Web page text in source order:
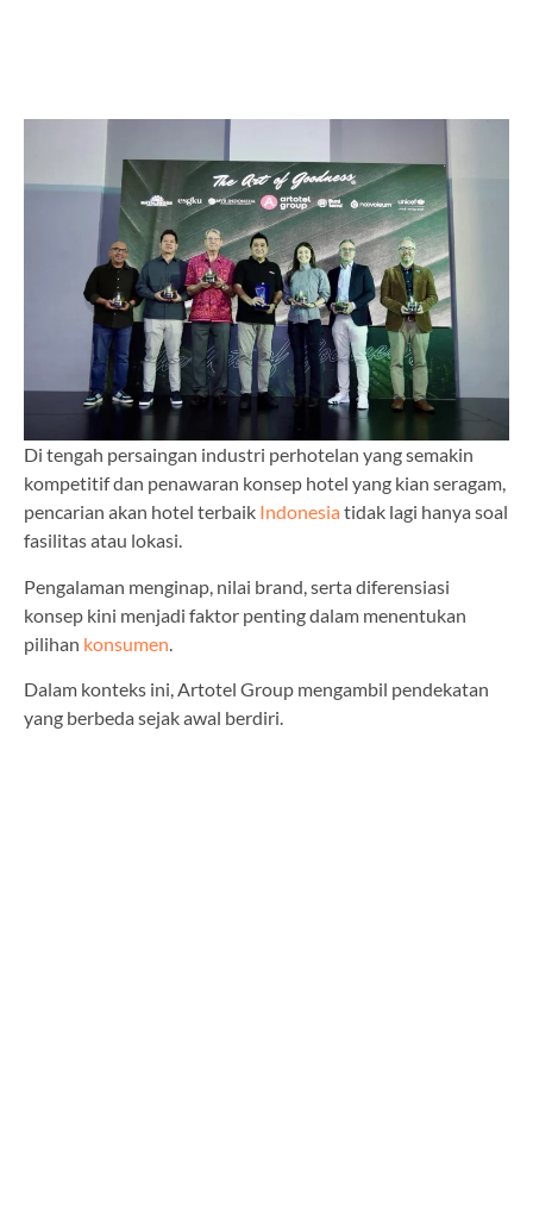
Di tengah persaingan industri perhotelan yang semakin
kompetitif dan penawaran konsep hotel yang kian seragam,
pencarian akan hotel terbaik Indonesiatidak lagi hanya soal
fasilitas atau lokasi.
Pengalaman menginap, nilai brand, serta diferensiasi
konsep kini menjadi faktor penting dalam menentukan
pilihan konsumen
Dalam konteks ini, Artotel Group mengambil pendekatan
yang berbeda sejak awal berdiri.